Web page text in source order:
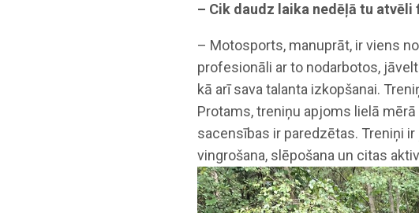
– Cik daudz laika nedēļā tu
– Motosports, manuprāt, ir viens
profesionāli ar to nodarbotos,
kā arī sava talanta izkopšanai.
Protams, treniņu apjoms lielā
sacensības ir paredzētas. Treniņi
vingrošana, slēpošana un citas